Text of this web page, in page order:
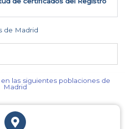
de Madrid
las siguientes poblaciones de
Madrid​